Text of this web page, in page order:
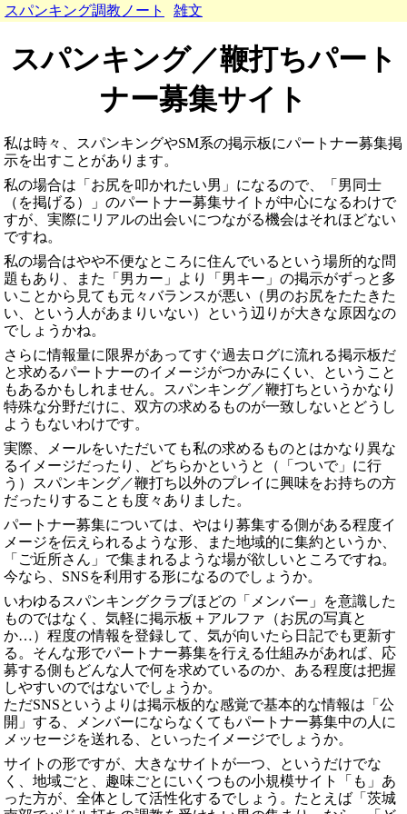
スパンキング／鞭打ちパート
ナー募集サイト
私は時々、スパンキングやSM系の掲示板にパートナー募集掲
示を出すことがあります。
私の場合は「お尻を叩かれたい男」になるので、「男同士
（を掲げる）」のパートナー募集サイトが中心になるわけで
すが、実際にリアルの出会いにつながる機会はそれほどない
ですね。
私の場合はやや不便なところに住んでいるという場所的な問
題もあり、また「男カー」より「男キー」の掲示がずっと多
いことから見ても元々バランスが悪い（男のお尻をたたきた
い、という人があまりいない）という辺りが大きな原因なの
でしょうかね。
さらに情報量に限界があってすぐ過去ログに流れる掲示板だ
と求めるパートナーのイメージがつかみにくい、ということ
もあるかもしれません。スパンキング／鞭打ちというかなり
特殊な分野だけに、双方の求めるものが一致しないとどうし
ようもないわけです。
実際、メールをいただいても私の求めるものとはかなり異な
るイメージだったり、どちらかというと（「ついで」に行
う）スパンキング／鞭打ち以外のプレイに興味をお持ちの方
だったりすることも度々ありました。
パートナー募集については、やはり募集する側がある程度イ
メージを伝えられるような形、また地域的に集約というか、
「ご近所さん」で集まれるような場が欲しいところですね。
今なら、SNSを利用する形になるのでしょうか。
いわゆるスパンキングクラブほどの「メンバー」を意識した
ものではなく、気軽に掲示板＋アルファ（お尻の写真と
か…）程度の情報を登録して、気が向いたら日記でも更新す
る。そんな形でパートナー募集を行える仕組みがあれば、応
募する側もどんな人で何を求めているのか、ある程度は把握
しやすいのではないでしょうか。
ただSNSというよりは掲示板的な感覚で基本的な情報は「公
開」する、メンバーにならなくてもパートナー募集中の人に
メッセージを送れる、といったイメージでしょうか。
サイトの形ですが、大きなサイトが一つ、というだけでな
く、地域ごと、趣味ごとにいくつもの小規模サイト「も」あ
った方が、全体として活性化するでしょう。たとえば「茨城
スパンキング調教ノート 雑文